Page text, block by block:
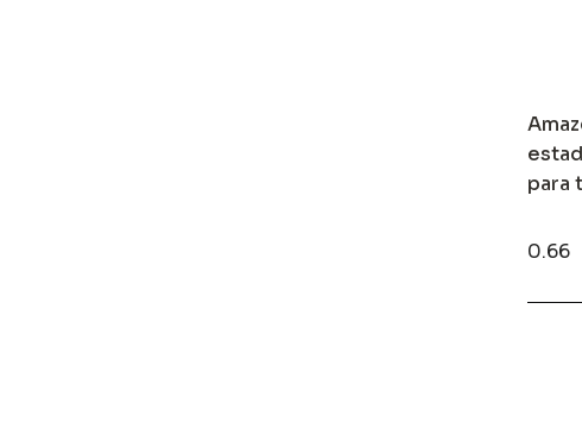
para